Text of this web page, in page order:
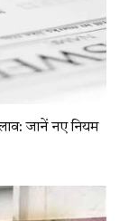
जानें नए नियम